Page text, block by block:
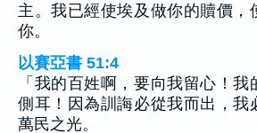
主。我已經使埃及做你的贖價，
你。
以賽亞書 51:4
「我的百姓啊，要向我留心！
側耳！因為訓誨必從我而出，我
萬民之光。